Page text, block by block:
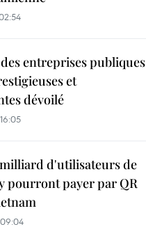
entreprises publiques
et
dévoilé
d'utilisateurs de
pourront payer par QR